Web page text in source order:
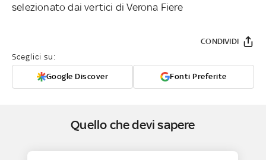
selezionato dai vertici di Verona Fiere
Sceglici su:
Google Discover Fonti Preferite
CONDIVIDI
Quello che devi sapere